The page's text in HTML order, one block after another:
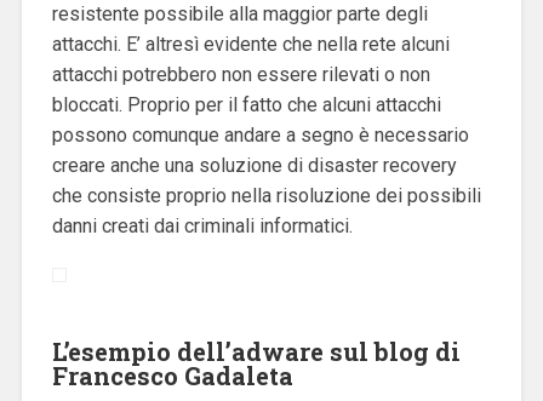
resistente possibile alla maggior parte degli
attacchi. E’ altresì evidente che nella rete alcuni
attacchi potrebbero non essere rilevati o non
bloccati. Proprio per il fatto che alcuni attacchi
possono comunque andare a segno è necessario
creare anche una soluzione di disaster recovery
che consiste proprio nella risoluzione dei possibili
danni creati dai criminali informatici.
L’esempio dell’adware sul blog di
Francesco Gadaleta